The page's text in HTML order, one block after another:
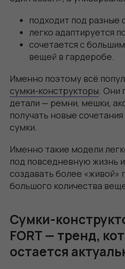
подходит под разные
легко адаптируется
сочетается с
вещей в гардеробе.
Именно поэтому всё
сумки-конструкторы. Они
детали — ремни, мешки,
получать новые
сумки.
Именно такие модели
под повседневную жизнь
создавать более «живой»
большого количества
Сумки-
FORT — тренд,
остается